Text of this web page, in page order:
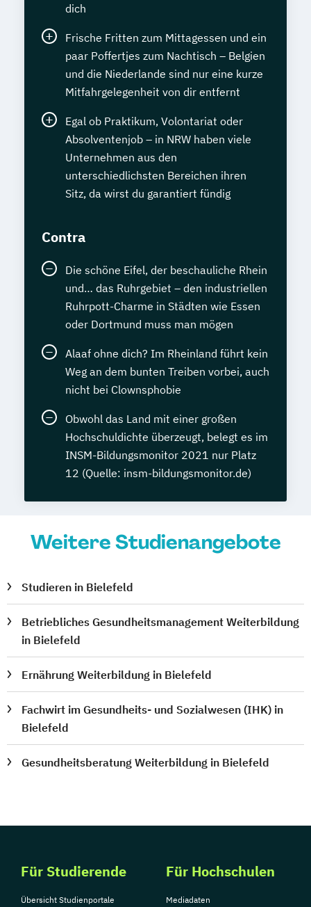
dich
Frische Fritten zum Mittagessen und ein
paar Poffertjes zum Nachtisch – Belgien
und die Niederlande sind nur eine kurze
Mitfahrgelegenheit von dir entfernt
Egal ob Praktikum, Volontariat oder
Absolventenjob – in NRW haben viele
Unternehmen aus den
unterschiedlichsten Bereichen ihren
Sitz, da wirst du garantiert fündig
Contra
Die schöne Eifel, der beschauliche Rhein
und… das Ruhrgebiet – den industriellen
Ruhrpott-Charme in Städten wie Essen
oder Dortmund muss man mögen
Alaaf ohne dich? Im Rheinland führt kein
Weg an dem bunten Treiben vorbei, auch
nicht bei Clownsphobie
Obwohl das Land mit einer großen
Hochschuldichte überzeugt, belegt es im
INSM-Bildungsmonitor 2021 nur Platz
12 (Quelle: insm-bildungsmonitor.de)
Weitere Studienangebote
Studieren in Bielefeld
Betriebliches Gesundheitsmanagement Weiterbildung
in Bielefeld
Ernährung Weiterbildung in Bielefeld
Fachwirt im Gesundheits- und Sozialwesen (IHK) in
Bielefeld
Gesundheitsberatung Weiterbildung in Bielefeld
Für Studierende
Übersicht Studienportale
Für Hochschulen
Mediadaten